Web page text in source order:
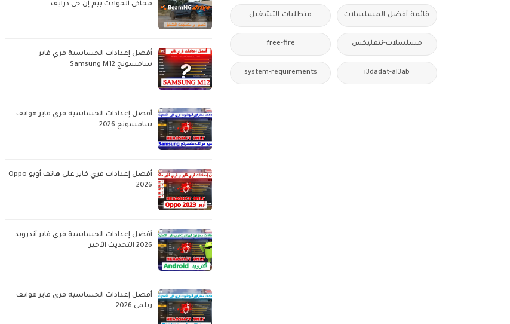
قائمة-أفضل-المسلسلات متطلبات-التشغيل
مسلسلات-نتفليكس free-fire
i3dadat-al3ab
system-requirements
محاكي الحوادث بيم إن جي درايف
أفضل إعدادات الحساسية فري فاير
سامسونج Samsung M12
أفضل إعدادات الحساسية فري فاير هواتف
سامسونج 2026
أفضل إعدادات فري فاير على هاتف أوبو Oppo
2026
أفضل إعدادات الحساسية فري فاير أندرويد
2026 التحديث الأخير
أفضل إعدادات الحساسية فري فاير هواتف
ريلمي 2026